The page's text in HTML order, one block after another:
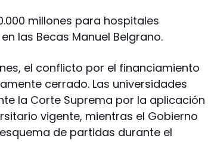
millones para hospitales
las Becas Manuel Belgrano.
el conflicto por el financiamiento
cerrado. Las universidades
la Corte Suprema por la aplicación
vigente, mientras el Gobierno
de partidas durante el